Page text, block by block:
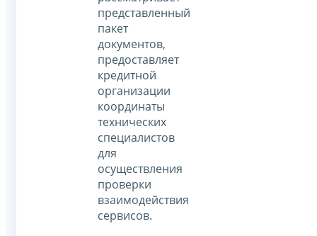
представленный
пакет
документов,
предоставляет
кредитной
организации
координаты
технических
специалистов
для
осуществления
проверки
взаимодействия
сервисов.